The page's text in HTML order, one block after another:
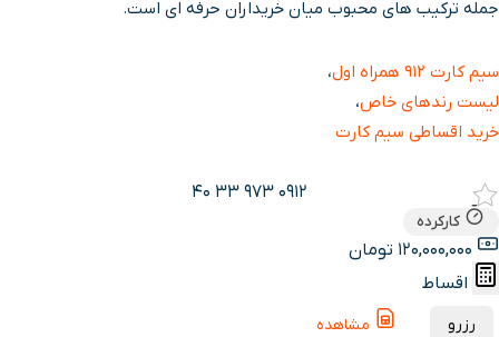
جمله ترکیب های محبوب میان خریداران حرفه ای است.
سیم کارت ۹۱۲ همراه اول
،
لیست رندهای خاص،
خرید اقساطی سیم کارت
0912 973 33 40
کارکرده
اقساط
رزرو مشاهده